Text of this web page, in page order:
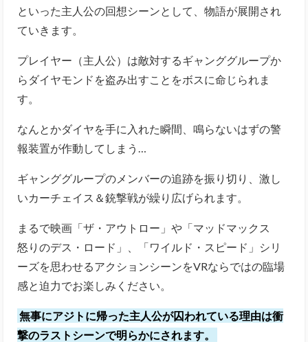
といった主人公の回想シーンとして、物語が展開され
ていきます。
プレイヤー（主人公）は敵対するギャンググループか
らダイヤモンドを盗み出すことをボスに命じられま
す。
なんとかダイヤを手に入れた瞬間、鳴らないはずの警
報装置が作動してしまう…
ギャンググループのメンバーの追跡を振り切り、激し
いカーチェイス＆銃撃戦が繰り広げられます。
まるで映画「ザ・アウトロー」や「マッドマックス
怒りのデス・ロード」、「ワイルド・スピード」シリ
ーズを思わせるアクションシーンをVRならではの臨場
感と迫力でお楽しみください。
無事にアジトに帰った主人公が囚われている理由は衝
撃のラストシーンで明らかにされます。